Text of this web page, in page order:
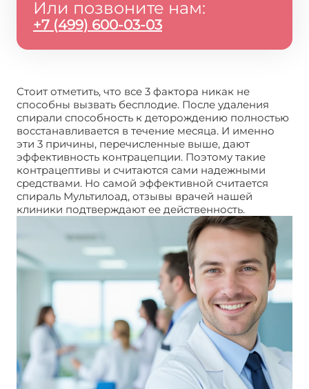
Или позвоните нам:
+7 (499) 600-03-03
Стоит отметить, что все 3 фактора никак не
способны вызвать бесплодие. После удаления
спирали способность к деторождению полностью
восстанавливается в течение месяца. И именно
эти 3 причины, перечисленные выше, дают
эффективность контрацепции. Поэтому такие
контрацептивы и считаются сами надежными
средствами. Но самой эффективной считается
спираль Мультилоад, отзывы врачей нашей
клиники подтверждают ее действенность.